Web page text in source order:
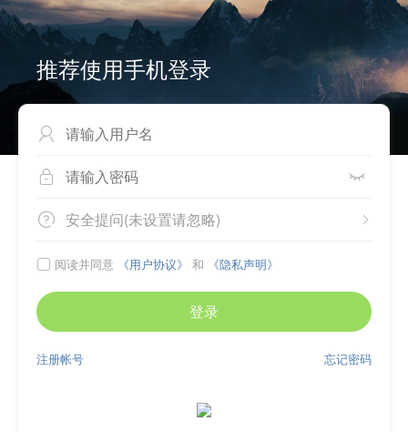
推荐使用手机登录

 
 
安全提问(未设置请忽略)
 阅读并同意 《用户协议》 和 《隐私声明》
登录
忘记密码
注册帐号